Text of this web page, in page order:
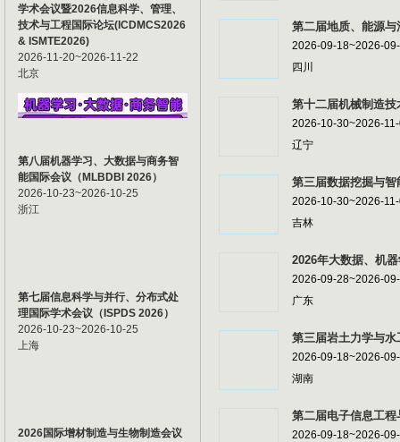
学术会议暨2026信息科学、管理、
技术与工程国际论坛(ICDMCS2026
& ISMTE2026)
2026-11-20~2026-11-22
北京
第八届机器学习、大数据与商务智
能国际会议（MLBDBI 2026）
2026-10-23~2026-10-25
浙江
第七届信息科学与并行、分布式处
理国际学术会议（ISPDS 2026）
2026-10-23~2026-10-25
上海
2026国际增材制造与生物制造会议
第二届地质、能源
2026-09-18~2026-
四川
第十二届机械制造
2026-10-30~2026-
辽宁
第三届数据挖掘与
2026-10-30~2026-
吉林
2026年大数据、机
2026-09-28~2026-
广东
第三届岩土力学与
2026-09-18~2026-
湖南
第二届电子信息工
2026-09-18~2026-